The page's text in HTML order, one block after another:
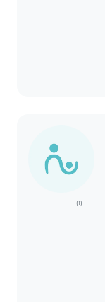
(1)